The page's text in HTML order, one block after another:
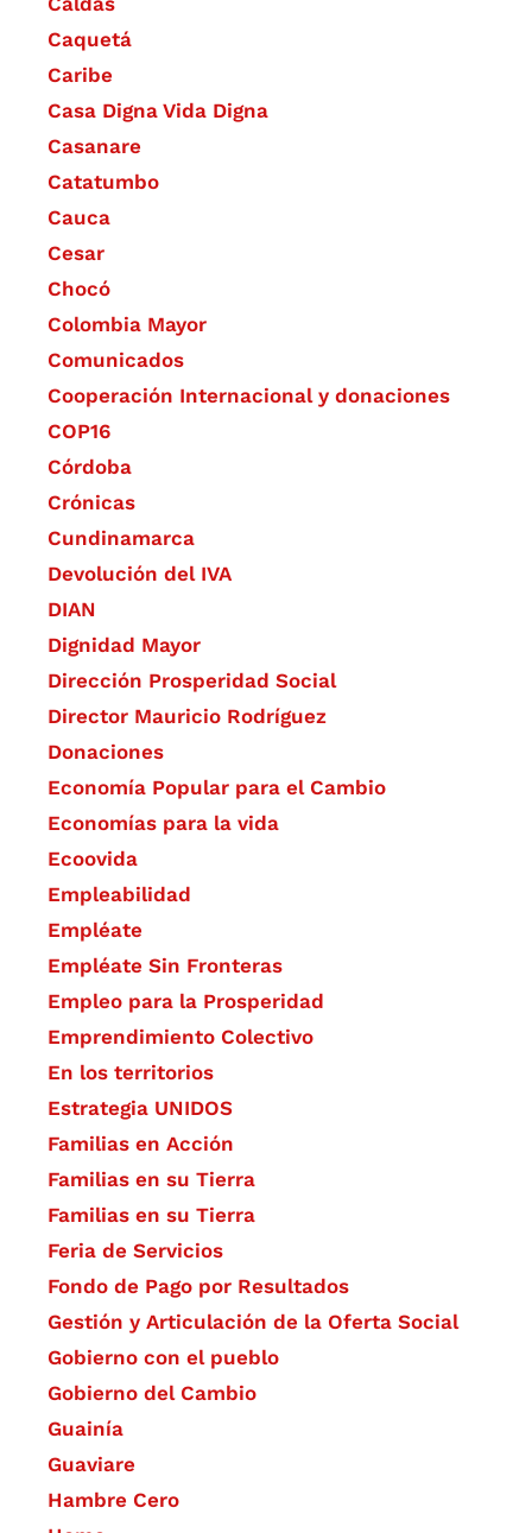
Caquetá
Caribe
Casa Digna Vida Digna
Casanare
Catatumbo
Cauca
Cesar
Chocó
Colombia Mayor
Comunicados
Cooperación Internacional y donaciones
COP16
Córdoba
Crónicas
Cundinamarca
Devolución del IVA
DIAN
Dignidad Mayor
Dirección Prosperidad Social
Director Mauricio Rodríguez
Donaciones
Economía Popular para el Cambio
Economías para la vida
Ecoovida
Empleabilidad
Empléate
Empléate Sin Fronteras
Empleo para la Prosperidad
Emprendimiento Colectivo
En los territorios
Estrategia UNIDOS
Familias en Acción
Familias en su Tierra
Familias en su Tierra
Feria de Servicios
Fondo de Pago por Resultados
Gestión y Articulación de la Oferta Social
Gobierno con el pueblo
Gobierno del Cambio
Guainía
Guaviare
Hambre Cero